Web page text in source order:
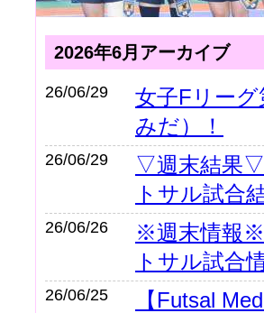
2026年6月アーカイブ
26/06/29
女子Fリー
みだ）！
26/06/29
▽週末結果
トサル試合
26/06/26
※週末情報
トサル試合
26/06/25
【Futsal